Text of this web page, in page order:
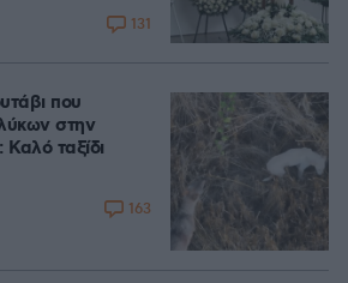
131
που
στην
ταξίδι
163